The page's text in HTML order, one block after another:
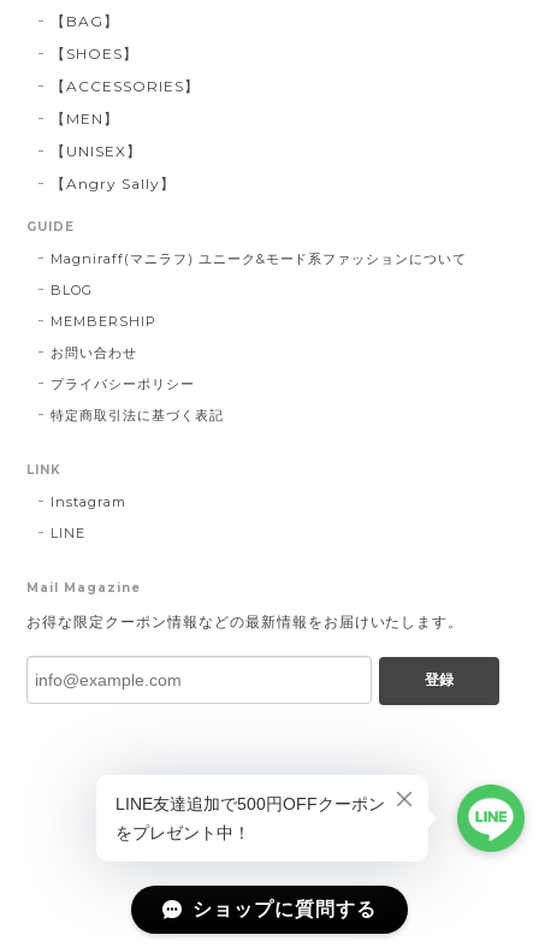
【BAG】
【SHOES】
【ACCESSORIES】
【MEN】
【UNISEX】
【Angry Sally】
GUIDE
Magniraff(マニラフ) ユニーク&モード系ファッションについて
BLOG
MEMBERSHIP
お問い合わせ
プライバシーポリシー
特定商取引法に基づく表記
LINK
Instagram
LINE
Mail Magazine
お得な限定クーポン情報などの最新情報をお届けいたします。
登録
ショップに質問する